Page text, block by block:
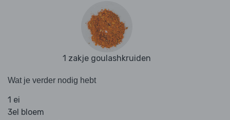
1 zakje goulashkruiden
Wat je verder nodig hebt
1 ei
3el bloem